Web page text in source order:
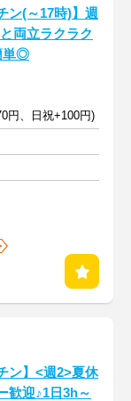
ン(～17時)】週
両立ラクラク
単◎
円、日祝+100円)
ン】<週2>夏休
歓迎♪1日3h～